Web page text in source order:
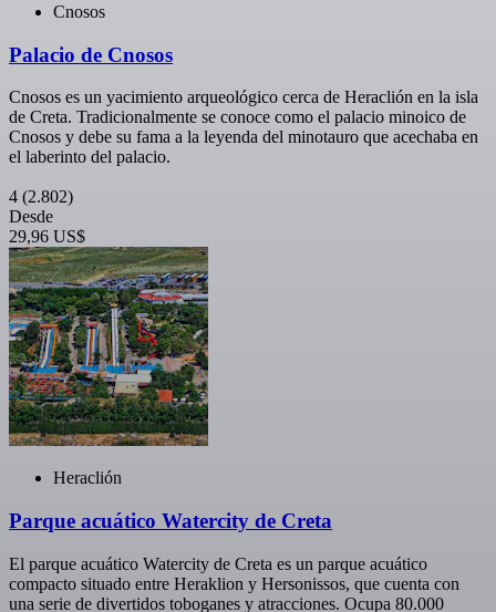
Cnosos
Palacio de Cnosos
Cnosos es un yacimiento arqueológico cerca de Heraclión en la isla
de Creta. Tradicionalmente se conoce como el palacio minoico de
Cnosos y debe su fama a la leyenda del minotauro que acechaba en
el laberinto del palacio.
4 (2.802)
Desde
29,96 US$
Heraclión
Parque acuático Watercity de Creta
El parque acuático Watercity de Creta es un parque acuático
compacto situado entre Heraklion y Hersonissos, que cuenta con
una serie de divertidos toboganes y atracciones. Ocupa 80.000